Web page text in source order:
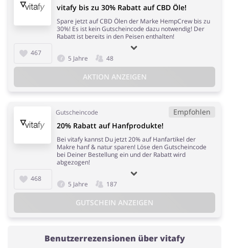
467
vitafy bis zu 30% Rabatt auf CBD Öle!
Spare jetzt auf CBD Ölen der Marke HempCrew bis zu
30%! Es ist kein Gutscheincode dazu notwendig! Der
Rabatt ist bereits in den Peisen enthalten!
5 Jahre 48
AKTION ANZEIGEN
Gutscheincode Empfohlen
468
20% Rabatt auf Hanfprodukte!
Bei vitafy kannst Du jetzt 20% auf Hanfartikel der
Makre hanf & natur sparen! Löse den Gutscheincode
bei Deiner Bestellung ein und der Rabatt wird
abgezogen!
5 Jahre 187
GUTSCHEIN ANZEIGEN
Benutzerrezensionen über vitafy